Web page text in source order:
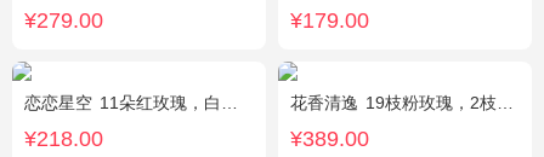
¥279.00 ¥179.00
恋恋星空 11朵红玫瑰，白色满天星丰满搭配，红豆点缀，一条灯带，搭配2只小熊
¥218.00
花香清逸 19枝粉玫瑰，2枝粉色乒乓菊，1枝粉色绣球，银叶菊，粉色满天星，绿叶搭配
¥389.00